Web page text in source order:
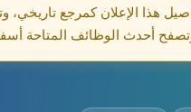
هذا الإعلان كمرجع تاريخي،
أحدث الوظائف المتاحة